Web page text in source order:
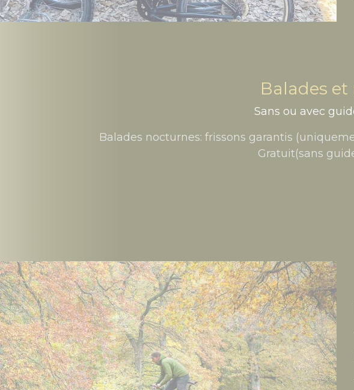
Balades
Sans ou avec
Balades nocturnes: frissons garantis
Gratuit(sans